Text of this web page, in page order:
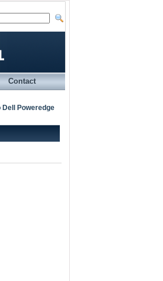
Contact
Dell Poweredge